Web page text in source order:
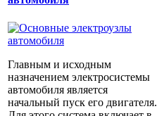
Главным и исходным
назначением электросистемы
автомобиля является
начальный пуск его двигателя.